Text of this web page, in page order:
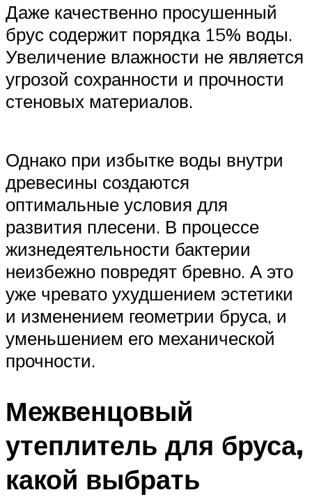
Даже качественно просушенный
брус содержит порядка 15% воды.
Увеличение влажности не является
угрозой сохранности и прочности
стеновых материалов.
Однако при избытке воды внутри
древесины создаются
оптимальные условия для
развития плесени. В процессе
жизнедеятельности бактерии
неизбежно повредят бревно. А это
уже чревато ухудшением эстетики
и изменением геометрии бруса, и
уменьшением его механической
прочности.
Межвенцовый
утеплитель для бруса,
какой выбрать